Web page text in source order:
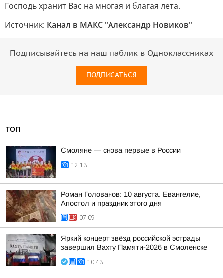
Господь хранит Вас на многая и благая лета.
Источник: Канал в МАКС "Александр Новиков"
Подписывайтесь на наш паблик в Одноклассниках
ПОДПИСАТЬСЯ
ТОП
Смоляне — снова первые в России
12:13
Роман Голованов: 10 августа. Евангелие,
Апостол и праздник этого дня
07:09
Яркий концерт звёзд российской эстрады
завершил Вахту Памяти-2026 в Смоленске
10:43